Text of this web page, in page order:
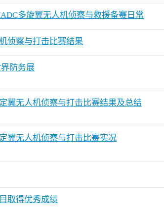
多旋翼无人机侦察与救援备赛日常
侦察与打击比赛结果
防务展
翼无人机侦察与打击比赛结果及总结
翼无人机侦察与打击比赛实况
取得优秀成绩